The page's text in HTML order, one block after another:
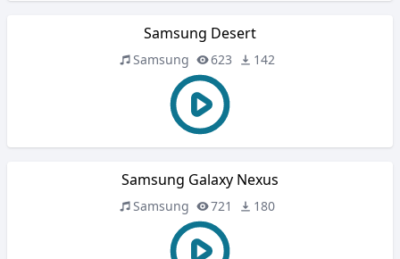
Samsung Desert
Samsung 623 142
Samsung Galaxy Nexus
Samsung 721 180